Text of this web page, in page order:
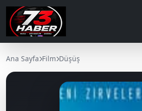
Ana Sayfa Film Düşüş